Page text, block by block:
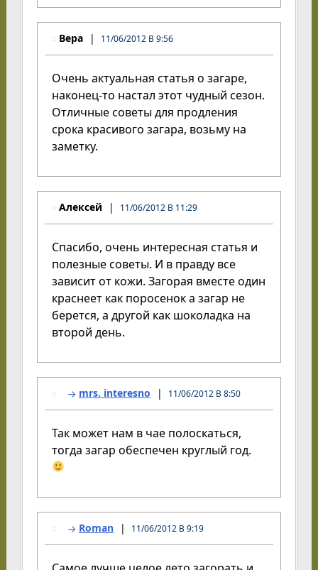
Вера 11/06/2012 В 9:56
Очень актуальная статья о загаре,
наконец-то настал этот чудный сезон.
Отличные советы для продления
срока красивого загара, возьму на
заметку.
Алексей 11/06/2012 В 11:29
Спасибо, очень интересная статья и
полезные советы. И в правду все
зависит от кожи. Загорая вместе один
краснеет как поросенок а загар не
берется, а другой как шоколадка на
второй день.
mrs. interesno 11/06/2012 В 8:50
Так может нам в чае полоскаться,
тогда загар обеспечен круглый год.
Roman 11/06/2012 В 9:19